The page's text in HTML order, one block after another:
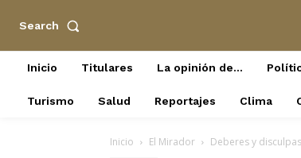
Search
Inicio Titulares La opinión de…
Turismo Salud Reportajes Clima
Inicio El Mirador Deberes y disculpas